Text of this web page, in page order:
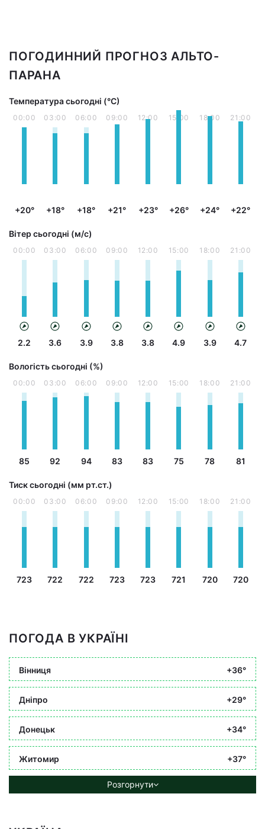
ПОГОДИННИЙ ПРОГНОЗ АЛЬТО-
ПАРАНА
Температура сьогодні (°С)
00:00
+20°
03:00
+18°
06:00
+18°
09:00
+21°
12:00
+23°
15:00
+26°
18:00
+24°
21:00
+22°
Вітер сьогодні (м/с)
00:00
2.2
03:00
3.6
06:00
3.9
09:00
3.8
12:00
3.8
15:00
4.9
18:00
3.9
21:00
4.7
Вологість сьогодні (%)
00:00
85
03:00
92
06:00
94
09:00
83
12:00
83
15:00
75
18:00
78
21:00
81
Тиск сьогодні (мм рт.ст.)
00:00
723
03:00
722
06:00
722
09:00
723
12:00
723
15:00
721
18:00
720
21:00
720
ПОГОДА В УКРАЇНІ
Вінниця +36°
Дніпро +29°
Донецьк +34°
Житомир +37°
Розгорнути